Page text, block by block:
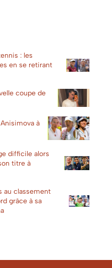
: les
en se retirant
coupe de
à
difficile alors
titre à
au classement
grâce à sa